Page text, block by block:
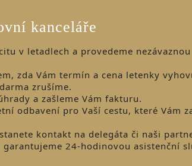
kanceláře
v letadlech a provedeme
zda Vám termín a cena letenky
zrušíme.
a zašleme Vám fakturu.
odbavení pro Vaší cestu, které Vám
kontakt na delegáta či naši
24-hodinovou asistenční